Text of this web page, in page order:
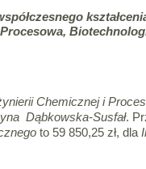
Chemicznej i
Dąbkowska-Susfał.
to 59 850,25 zł, dla